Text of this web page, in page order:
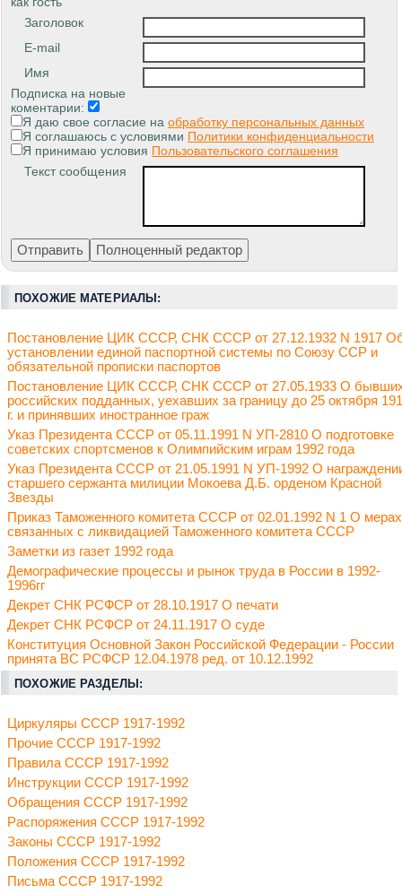
Заголовок
E-mail
Имя
Подписка на новые
коментарии:
Я даю свое согласие на обработку персональных данных
Я соглашаюсь с условиями Политики конфиденциальности
Я принимаю условия Пользовательского соглашения
Текст сообщения
ПОХОЖИЕ МАТЕРИАЛЫ:
Постановление ЦИК СССР, СНК СССР от 27.12.1932 N 1917
установлении единой паспортной системы по Союзу ССР и
обязательной прописки паспортов
Постановление ЦИК СССР, СНК СССР от 27.05.1933 О
российских подданных, уехавших за границу до 25 октября
г. и принявших иностранное граж
Указ Президента СССР от 05.11.1991 N УП-2810 О подготовке
советских спортсменов к Олимпийским играм 1992 года
Указ Президента СССР от 21.05.1991 N УП-1992 О
старшего сержанта милиции Мокоева Д.Б. орденом Красной
Звезды
Приказ Таможенного комитета СССР от 02.01.1992 N 1 О
связанных с ликвидацией Таможенного комитета СССР
Заметки из газет 1992 года
Демографические процессы и рынок труда в России в 1992-
1996гг
Декрет СНК РСФСР от 28.10.1917 О печати
Декрет СНК РСФСР от 24.11.1917 О суде
Конституция Основной Закон Российской Федерации - России
принята ВС РСФСР 12.04.1978 ред. от 10.12.1992
ПОХОЖИЕ РАЗДЕЛЫ:
Циркуляры СССР 1917-1992
Прочие СССР 1917-1992
Правила СССР 1917-1992
Инструкции СССР 1917-1992
Обращения СССР 1917-1992
Распоряжения СССР 1917-1992
Законы СССР 1917-1992
Положения СССР 1917-1992
Письма СССР 1917-1992